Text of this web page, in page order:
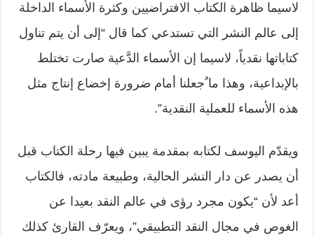
لاسيما ظاهرة الكتاب الافتراضيين وكثرة الأسماء الداخلة
إلى عالم النشر التي تستدعي كما قال “إلى أن يتم تناول
كتاباتها نقدياً، لاسيما إن الأسماء الدَّعية صارت تختلط
بالإبداعية، وهذا ما ٌجعلنا أمام ضرورة إخضاع إنتاج مثل
هذه الأسماء للعملية النقدية”.
ويقدّم اليوسف لكتابه بمقدمة يبين فيها رحلة الكتاب قبل
أن يصدر عن دار النشر الحالية، وطبيعة مادته، فالكتاب
أعد لأن “يكون مجرد رؤى في عالم النقد بعيدا عن
الغوص في مجال النقد التطبيقي”، ويعرّف القارئ كذلك